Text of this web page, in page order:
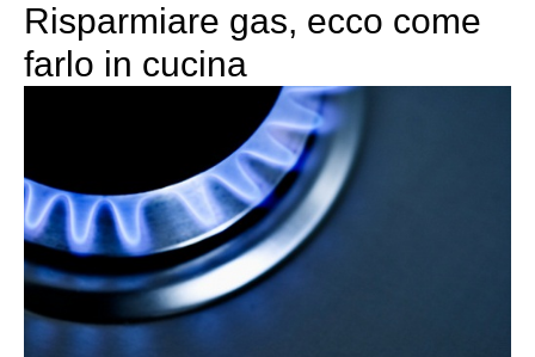
Risparmiare gas, ecco come
farlo in cucina